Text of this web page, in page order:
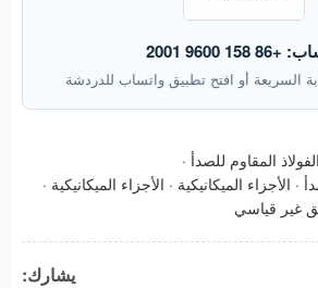
158 9600 2001
السريعة أو افتح تطبيق واتساب للدردشة
المقاوم للصدأ ·
· الأجزاء الميكانيكية · الأجزاء الميكانيكية ·
غير قياسي
يشارك: